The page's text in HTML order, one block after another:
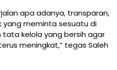
apa adanya, transparan,
yang meminta sesuatu di
kelola yang bersih agar
meningkat,” tegas Saleh